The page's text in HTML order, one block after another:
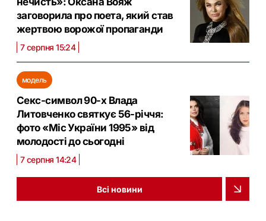
заговорила про поета, який став
жертвою ворожої пропаганди
7 серпня 15:24
модель
Секс-символ 90-х Влада
Литовченко святкує 56-річчя:
фото «Міс України 1995» від
молодості до сьогодні
7 серпня 14:24
Всі новини